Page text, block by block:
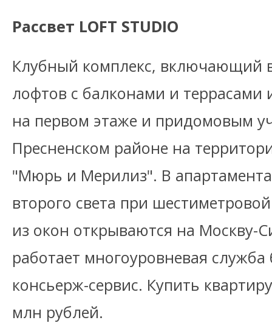
Рассвет LOFT STUDIO
Клубный комплекс, включающий
лофтов с балконами и террасами
на первом этаже и придомовым
Пресненском районе на
"Мюрь и Мерилиз". В
второго света при
из окон открываются на Москву-
работает многоуровневая служба
консьерж-сервис. Купить
млн рублей.